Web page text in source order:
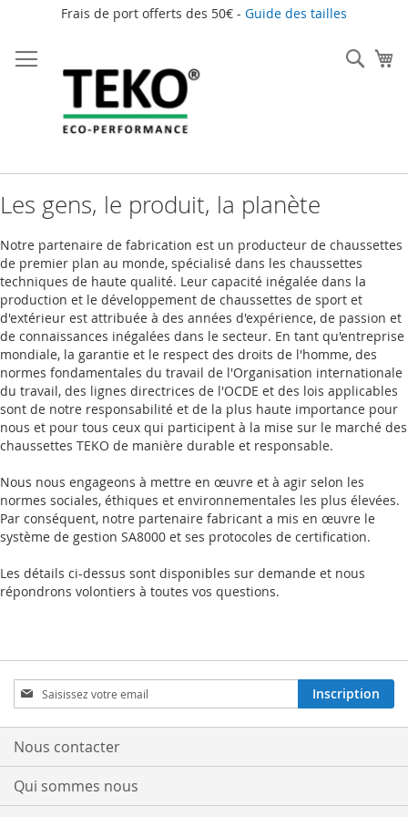
Frais de port offerts des 50€ - Guide des tailles
au
contenu
Les gens, le produit, la planète
Notre partenaire de fabrication est un producteur de chaussettes
de premier plan au monde, spécialisé dans les chaussettes
techniques de haute qualité. Leur capacité inégalée dans la
production et le développement de chaussettes de sport et
d'extérieur est attribuée à des années d'expérience, de passion et
de connaissances inégalées dans le secteur. En tant qu'entreprise
mondiale, la garantie et le respect des droits de l'homme, des
normes fondamentales du travail de l'Organisation internationale
du travail, des lignes directrices de l'OCDE et des lois applicables
sont de notre responsabilité et de la plus haute importance pour
nous et pour tous ceux qui participent à la mise sur le marché des
chaussettes TEKO de manière durable et responsable.
Nous nous engageons à mettre en œuvre et à agir selon les
normes sociales, éthiques et environnementales les plus élevées.
Par conséquent, notre partenaire fabricant a mis en œuvre le
système de gestion SA8000 et ses protocoles de certification.
Les détails ci-dessus sont disponibles sur demande et nous
répondrons volontiers à toutes vos questions.
Inscription
à
notre
lettre
:
Inscription
Nous contacter
Qui sommes nous